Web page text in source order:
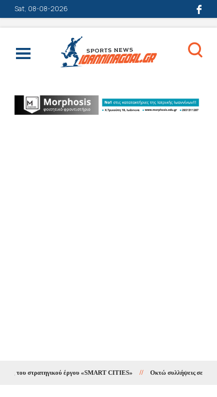
Sat, 08-08-2026
του στρατηγικού έργου «SMART CITIES» // Οκτώ συλλήψεις σε δέκα